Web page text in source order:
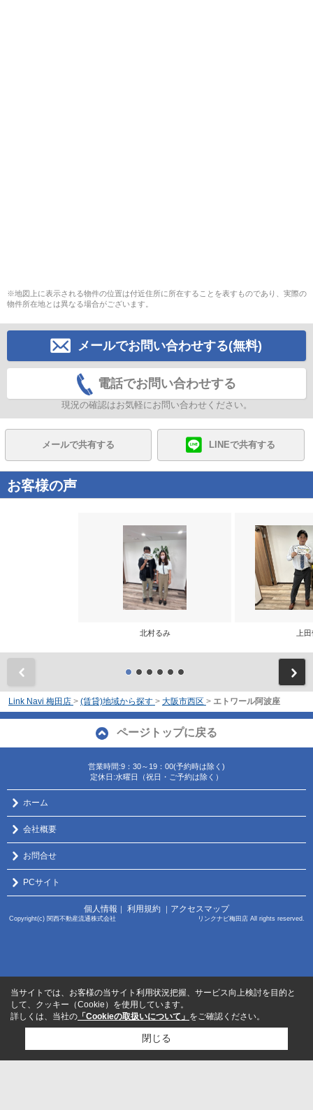
※地図上に表示される物件の位置は付近住所に所在することを表すものであり、実際の
物件所在地とは異なる場合がございます。
メールでお問い合わせする(無料)
電話でお問い合わせする
現況の確認はお気軽にお問い合わせください。
メールで共有する LINEで共有する
お客様の声
北村るみ 上
Link Navi 梅田店 > (賃貸)地域から探す > 大阪市西区 > エトワール阿波座
ページトップに戻る
営業時間:9：30～19：00(予約時は除く)
定休日:水曜日（祝日・ご予約は除く）
ホーム
会社概要
お問合せ
PCサイト
個人情報 利用規約 アクセスマップ
Copyright(c) 関西不動産流通株式会社 リンクナビ梅田店 All rights reserved.
当サイトでは、お客様の当サイト利用状況把握、サービス向上検討を目的と
して、クッキー（Cookie）を使用しています。
詳しくは、当社の 「Cookieの取扱いについて」 をご確認ください。
閉じる